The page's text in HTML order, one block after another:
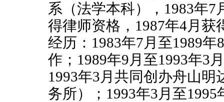
系（法学本科）， 1983年7
得律师资格， 1987年4月获
经历： 1983年7月至1989年8
作； 1989年9月至1993年3
1993年3月共同创办舟山明
务所）； 1993年3月至1995